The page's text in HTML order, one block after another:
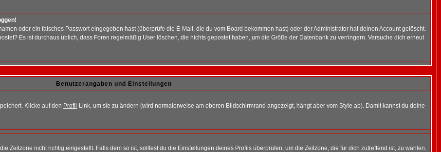
oder ein falsches Passwort eingegeben hast (überprüfe die E-Mail, die du vom Board bekommen hast) oder der Administrator hat deinen Account gelöscht.
Es ist durchaus üblich, dass Foren regelmäßig User löschen, die nichts gepostet haben, um die Größe der Datenbank zu verringern. Versuche dich erneut
Benutzerangaben und Einstellungen
Klicke auf den Profil -Link, um sie zu ändern (wird normalerweise am oberen Bildschirmrand angezeigt, hängt aber vom Style ab). Damit kannst du deine
Zeitzone nicht richtig eingestellt. Falls dem so ist, solltest du die Einstellungen deines Profils überprüfen, um die Zeitzone, die für dich zutreffend ist, zu wählen.